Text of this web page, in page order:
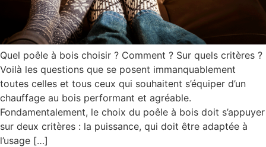
Quel poêle à bois choisir ? Comment ? Sur quels critères ?
Voilà les questions que se posent immanquablement
toutes celles et tous ceux qui souhaitent s’équiper d’un
chauffage au bois performant et agréable.
Fondamentalement, le choix du poêle à bois doit s’appuyer
sur deux critères : la puissance, qui doit être adaptée à
l’usage […]